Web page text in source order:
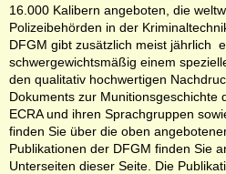
16.000 Kalibern angeboten, die
Polizeibehörden in der
DFGM gibt zusätzlich meist jährlich
schwergewichtsmäßig einem
den qualitativ hochwertigen
Dokuments zur Munitionsgeschichte
ECRA und ihren Sprachgruppen
finden Sie über die oben
Publikationen der DFGM finden Sie
Unterseiten dieser Seite. Die